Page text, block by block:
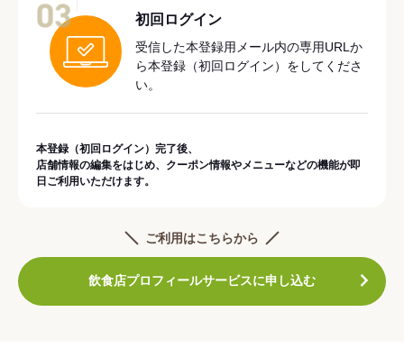
初回ログイン
受信した本登録用メール内の専用URLか
ら本登録（初回ログイン）をしてくださ
い。
本登録（初回ログイン）完了後、
店舗情報の編集をはじめ、クーポン情報やメニューなどの機能が即
日ご利用いただけます。
ご利用はこちらから
飲食店プロフィールサービスに申し込む